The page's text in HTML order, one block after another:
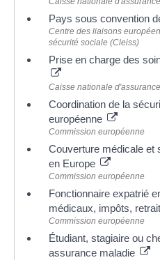
Pays sous convention
Centre des liaisons
sécurité sociale (Cleiss)
Prise en charge des
Caisse nationale
Coordination de la
européenne
Commission européenne
Couverture médicale et
en Europe
Commission européenne
Fonctionnaire expatrié
médicaux, impôts,
Commission européenne
Étudiant, stagiaire ou
assurance maladie